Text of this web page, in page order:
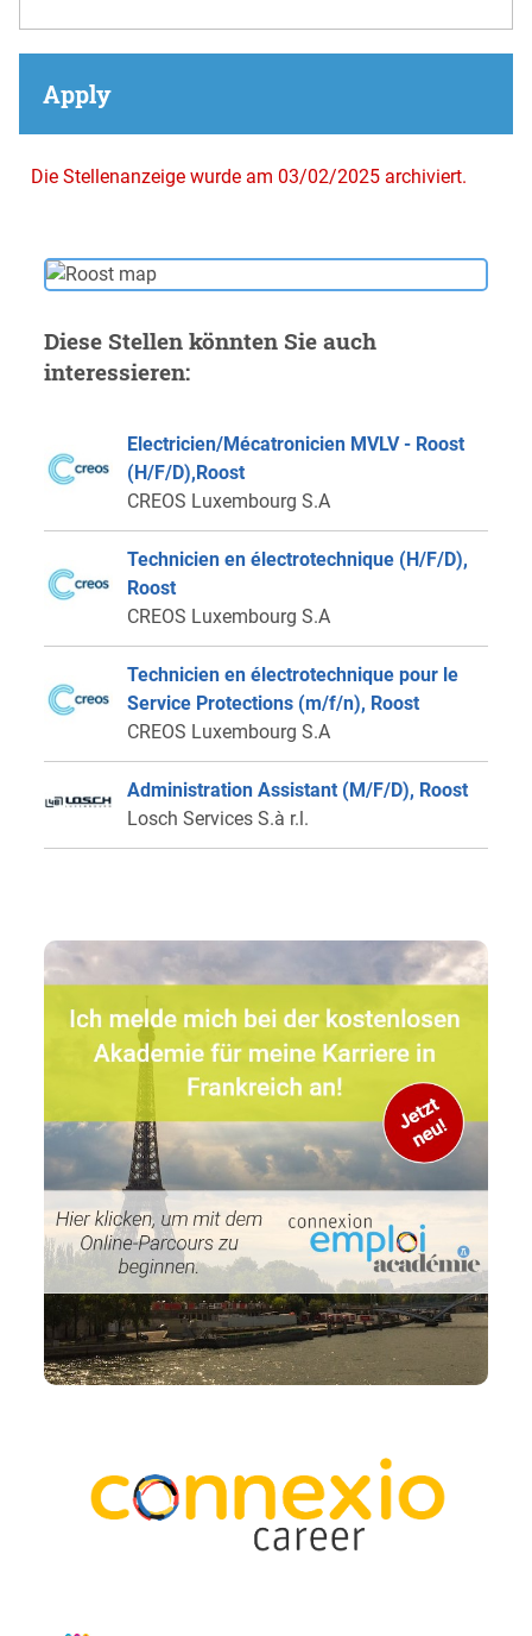
Apply
Die Stellenanzeige wurde am 03/02/2025 archiviert.
Diese Stellen könnten Sie auch
interessieren:
Electricien/Mécatronicien MVLV - Roost
(H/F/D),Roost
CREOS Luxembourg S.A
Technicien en électrotechnique (H/F/D),
Roost
CREOS Luxembourg S.A
Technicien en électrotechnique pour le
Service Protections (m/f/n), Roost
CREOS Luxembourg S.A
Administration Assistant (M/F/D), Roost
Losch Services S.à r.l.